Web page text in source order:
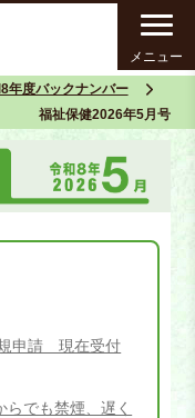
メニュー
年度バックナンバー
福祉保健2026年5月号
申請 現在受付
らでも禁煙、遅く